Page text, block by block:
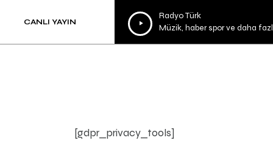
CANLI YAYIN
Radyo Türk
Müzik, haber spor ve daha
Ses
oynatıcı
[gdpr_privacy_tools]